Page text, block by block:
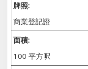
牌照:
商業登記證
面積:
100 平方呎